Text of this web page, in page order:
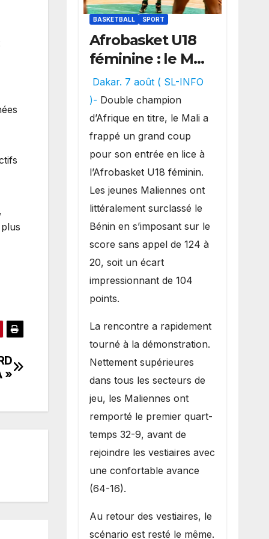
»
BASKETBALL SPORT
Afrobasket U18
féminine : le Mali
réalise un
véritable festival
offensif et
inflige une
lourde défaite
au Bénin.
Dakar. 7 août ( SL-INFO
)- Double champion
d’Afrique en titre, le Mali a
frappé un grand coup
pour son entrée en lice à
l’Afrobasket U18 féminin.
Les jeunes Maliennes ont
littéralement surclassé le
Bénin en s’imposant sur le
score sans appel de 124 à
20, soit un écart
impressionnant de 104
points.
La rencontre a rapidement
tourné à la démonstration.
Nettement supérieures
dans tous les secteurs de
jeu, les Maliennes ont
remporté le premier quart-
temps 32-9, avant de
rejoindre les vestiaires avec
une confortable avance
(64-16).
Au retour des vestiaires, le
scénario est resté le même.